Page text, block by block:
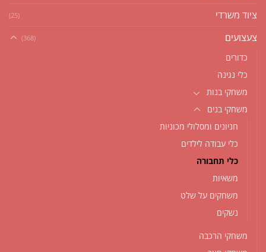
ציוד משרדי (25)
צעצועים (368)
כדורים
כלי נגינה
משחקי בנות
משחקי בנים
חניונים ומסלולי מכוניות
כלי עבודה לילדים
כלי תחבורה
משאיות
משחקים על שלט
נשקים
משחקי הרכבה